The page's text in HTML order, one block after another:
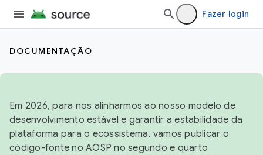
Fazer login
DOCUMENTAÇÃO
Em 2026, para nos alinharmos ao nosso modelo de
desenvolvimento estável e garantir a estabilidade da
plataforma para o ecossistema, vamos publicar o
código-fonte no AOSP no segundo e quarto